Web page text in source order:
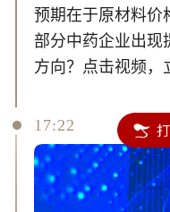
预期在于原材料价
部分中药企业出现
方向？点击视频，
17:22